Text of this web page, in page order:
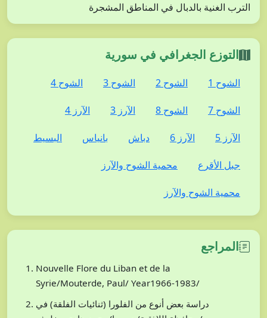
الترب الغنية بالدبال في المناطق المشجرة
التوزع الجغرافي في سورية
الشوح 1 الشوح 2 الشوح 3 الشوح 4
الشوح 7 الشوح 8 الآرز 3 الآرز 4
الآرز 5 الآرز 6 دباش بانياس البسيط
جبل الأقرع محمية الشوح والآرز
محمية الشوح والآرز
المراجع
Nouvelle Flore du Liban et de la
Syrie/Mouterde, Paul/ Year1966-1983/
دراسة بعض أنوع من الفلورا (ثنائيات الفلقة) في